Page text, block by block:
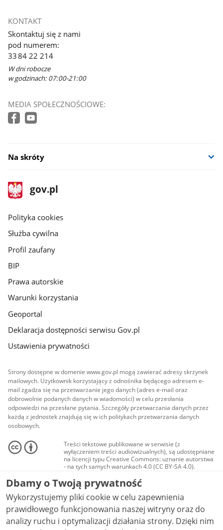
KONTAKT
Skontaktuj się z nami
pod numerem:
33 84 22 214
W dni robocze
w godzinach: 07:00-21:00
MEDIA SPOŁECZNOŚCIOWE:
Na skróty
stopka
gov.pl
Strona
gov.pl
gov.pl
Polityka cookies
Służba cywilna
Profil zaufany
BIP
Prawa autorskie
Warunki korzystania
Geoportal
Deklaracja dostępności serwisu Gov.pl
Ustawienia prywatności
Strony dostępne w domenie www.gov.pl mogą zawierać adresy skrzynek
mailowych. Użytkownik korzystający z odnośnika będącego adresem e-
mail zgadza się na przetwarzanie jego danych (adres e-mail oraz
dobrowolnie podanych danych w wiadomości) w celu przesłania
odpowiedzi na przesłane pytania. Szczegóły przetwarzania danych przez
każdą z jednostek znajdują się w ich politykach przetwarzania danych
osobowych.
Treści tekstowe publikowane w serwisie (z
wyłączeniem treści audiowizualnych), są udostępniane
na licencji typu Creative Commons: uznanie autorstwa
- na tych samych warunkach 4.0 (CC BY-SA 4.0).
Materiały audiowizualne, w tym zdjęcia, materiały
audio i wideo, są udostępniane na licencji typu
Creative Commons: uznanie autorstwa użycie
niekomercyjne - bez utworów zależnych 4.0 (CC BY-
NC-ND 4.0), o ile nie jest to stwierdzone inaczej.
Dbamy o Twoją prywatność
Wykorzystujemy pliki cookie w celu zapewnienia
prawidłowego funkcjonowania naszej witryny oraz do
analizy ruchu i optymalizacji działania strony. Dzięki nim